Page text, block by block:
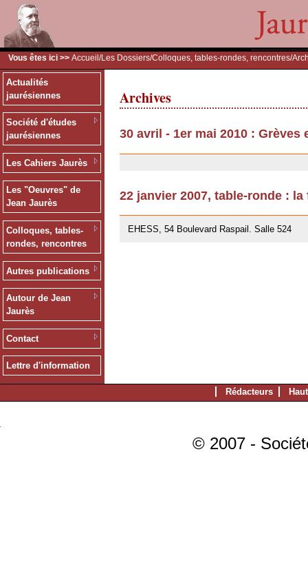
Vous êtes ici >> Accueil /Les Dossiers/Colloques, tables-rondes, rencontres/
Actualités
jaurésiennes
Société d'études
jaurésiennes
Les Cahiers Jaurès
Les "Oeuvres" de
Jean Jaurès
Colloques, tables-
rondes, rencontres
Autres publications
Autour de Jean
Jaurès
Contact
Lettre d'information
Archives
30 avril - 1er mai 2010 :
22 janvier 2007, table-ronde :
EHESS, 54 Boulevard Raspail. Salle 524
Rédacteurs
© 2007 -